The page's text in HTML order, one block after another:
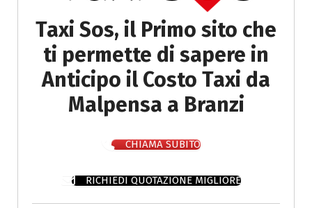
Taxi Sos, il Primo sito che
ti permette di sapere in
Anticipo il Costo Taxi da
Malpensa a Branzi
CHIAMA SUBITO
RICHIEDI QUOTAZIONE MIGLIORE